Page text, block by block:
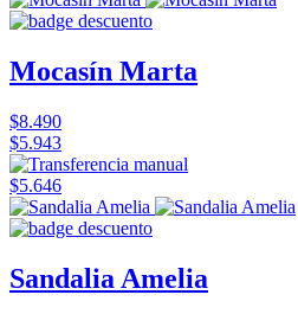
Mocasín Marta
$8.490
$5.943
$5.646
Sandalia Amelia